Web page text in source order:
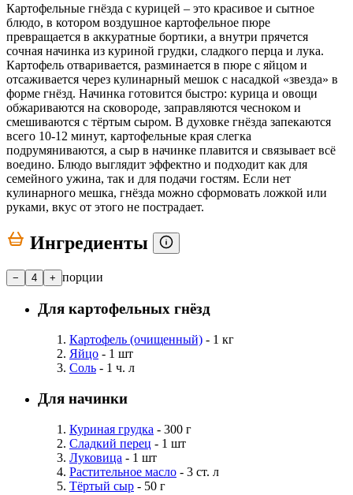
Картофельные гнёзда с курицей – это красивое и сытное
блюдо, в котором воздушное картофельное пюре
превращается в аккуратные бортики, а внутри прячется
сочная начинка из куриной грудки, сладкого перца и лука.
Картофель отваривается, разминается в пюре с яйцом и
отсаживается через кулинарный мешок с насадкой «звезда» в
форме гнёзд. Начинка готовится быстро: курица и овощи
обжариваются на сковороде, заправляются чесноком и
смешиваются с тёртым сыром. В духовке гнёзда запекаются
всего 10-12 минут, картофельные края слегка
подрумяниваются, а сыр в начинке плавится и связывает всё
воедино. Блюдо выглядит эффектно и подходит как для
семейного ужина, так и для подачи гостям. Если нет
кулинарного мешка, гнёзда можно сформовать ложкой или
руками, вкус от этого не пострадает.
Ингредиенты
− 4 + порции
Для картофельных гнёзд
Картофель (очищенный) - 1 кг
Яйцо - 1 шт
Соль - 1 ч. л
Для начинки
Куриная грудка - 300 г
Сладкий перец - 1 шт
Луковица - 1 шт
Растительное масло - 3 ст. л
Тёртый сыр - 50 г